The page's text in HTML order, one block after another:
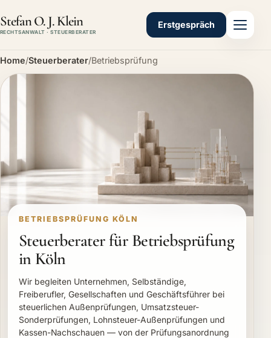
Stefan O. J. Klein
RECHTSANWALT · STEUERBERATER
Erstgespräch
Home/Steuerberater/Betriebsprüfung
BETRIEBSPRÜFUNG KÖLN
Steuerberater für Betriebsprüfung
in Köln
Wir begleiten Unternehmen, Selbständige,
Freiberufler, Gesellschaften und Geschäftsführer bei
steuerlichen Außenprüfungen, Umsatzsteuer-
Sonderprüfungen, Lohnsteuer-Außenprüfungen und
Kassen-Nachschauen — von der Prüfungsanordnung